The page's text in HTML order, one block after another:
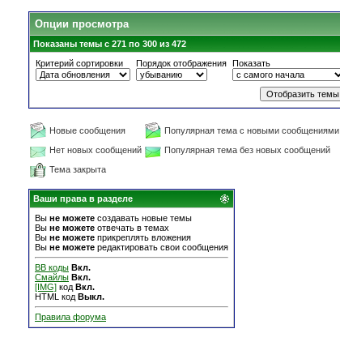
Опции просмотра
Показаны темы с 271 по 300 из 472
Критерий сортировки
Порядок отображения Показать
Новые сообщения
Популярная тема с новыми сообщениями
Нет новых сообщений
Популярная тема без новых сообщений
Тема закрыта
Ваши права в разделе
Вы не можете создавать новые темы
Вы не можете отвечать в темах
Вы не можете прикреплять вложения
Вы не можете редактировать свои сообщения
BB коды Вкл.
Смайлы Вкл.
[IMG] код Вкл.
HTML код Выкл.
Правила форума